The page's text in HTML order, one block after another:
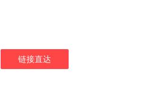
链接直达